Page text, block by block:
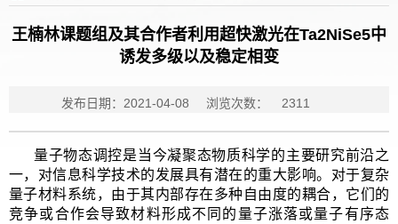
王楠林课题组及其合作者利用超快激光在Ta2NiSe5中
诱发多级以及稳定相变
发布日期：2021-04-08 浏览次数： 2311
量子物态调控是当今凝聚态物质科学的主要研究前沿之
一，对信息科学技术的发展具有潜在的重大影响。对于复杂
量子材料系统，由于其内部存在多种自由度的耦合，它们的
竞争或合作会导致材料形成不同的量子涨落或量子有序态